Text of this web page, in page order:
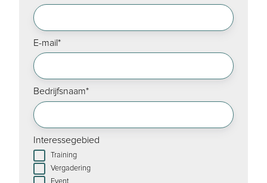
E-mail*
Bedrijfsnaam*
Interessegebied
Training
Vergadering